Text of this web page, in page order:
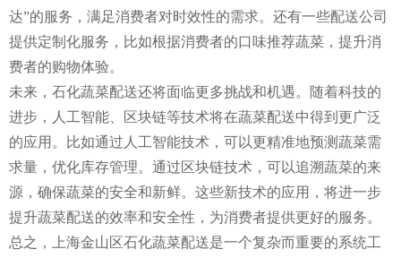
达”的服务，满足消费者对时效性的需求。还有一些配送公司
提供定制化服务，比如根据消费者的口味推荐蔬菜，提升消
费者的购物体验。
未来，石化蔬菜配送还将面临更多挑战和机遇。随着科技的
进步，人工智能、区块链等技术将在蔬菜配送中得到更广泛
的应用。比如通过人工智能技术，可以更精准地预测蔬菜需
求量，优化库存管理。通过区块链技术，可以追溯蔬菜的来
源，确保蔬菜的安全和新鲜。这些新技术的应用，将进一步
提升蔬菜配送的效率和安全性，为消费者提供更好的服务。
总之，上海金山区石化蔬菜配送是一个复杂而重要的系统工